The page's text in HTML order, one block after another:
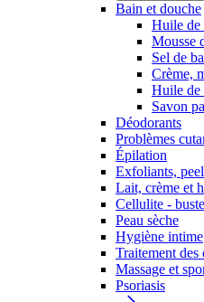
Bain et douche
Huile de
Mousse
Sel de
Crème,
Huile de
Savon
Déodorants
Problèmes
Épilation
Exfoliants,
Lait, crème et
Cellulite -
Peau sèche
Hygiène intime
Traitement des
Massage et
Psoriasis